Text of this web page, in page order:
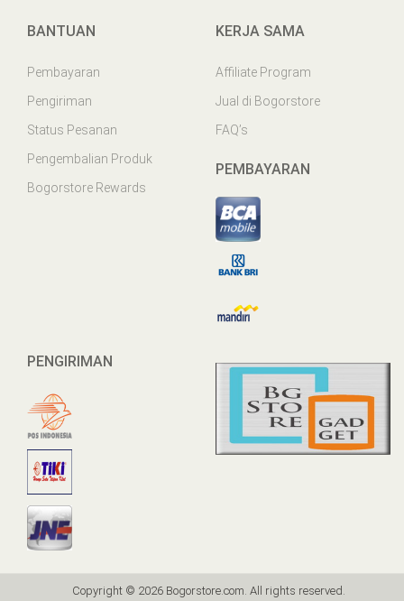
BANTUAN
Pembayaran
Pengiriman
Status Pesanan
Pengembalian Produk
Bogorstore Rewards
KERJA SAMA
Affiliate Program
Jual di Bogorstore
FAQ’s
PEMBAYARAN
PENGIRIMAN
Copyright © 2026 Bogorstore.com. All rights reserved.